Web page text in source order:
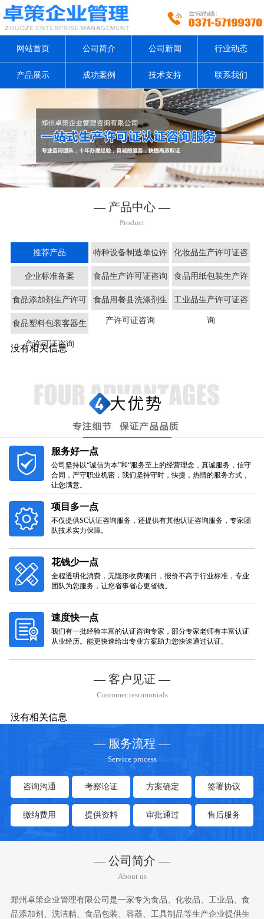
网站首页 公司简介 公司新闻 行业动态
产品展示 成功案例 技术支持 联系我们
— 产品中心 —
Product
推荐产品 特种设备制造单位许
可证咨询
化妆品生产许可证咨
询
企业标准备案 食品生产许可证咨询 食品用纸包装生产许
可证咨询
食品添加剂生产许可
证咨询
食品用餐县洗涤剂生
产许可证咨询
工业品生产许可证咨
询
食品塑料包装客器生
产许可证咨询
没有相关信息
服务好一点
公司坚持以“诚信为本”和“服务至上的经营理念，真诚服务，信守
合同，严守职业机密，我们坚持守时，快捷，热情的服务方式，
让您满意。
项目多一点
不仅提供SC认证咨询服务，还提供有其他认证咨询服务，专家团
队技术实力保障。
花钱少一点
全程透明化消费，无隐形收费项日，报价不高于行业标准，专业
团队为您服务，让您省事省心更省钱。
速度快一点
我们有一批经验丰富的认证咨询专家，部分专家老师有丰富认证
从业经历。能更快速给出专业方案助力您快速通过认证。
— 客户见证 —
Customer testimonials
没有相关信息
— 服务流程 —
Service process
咨询沟通 考察论证 方案确定 签署协议
缴纳费用 提供资料 审批通过 售后服务
— 公司简介 —
About us
郑州卓策企业管理有限公司是一家专为食品、化妆品、工业品、食
品添加剂、洗洁精、食品包装、容器、工具制品等生产企业提供生